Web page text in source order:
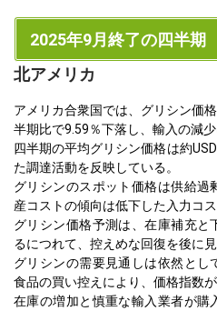
2025年9月終了の四半期
北アメリカ
アメリカ合衆国では、グリシン価
半期比で9.59％下落し、輸入の減少
四半期の平均グリシン価格は約
た調達活動を反映している。
グリシンのスポット価格は供給過
産コストの傾向は低下した入力コ
グリシン価格予測は、在庫補充と
るにつれて、控えめな回復を後に見
グリシンの需要見通しは依然とし
食品の買い控えにより、価格指数
在庫の増加と慎重な輸入業者が購